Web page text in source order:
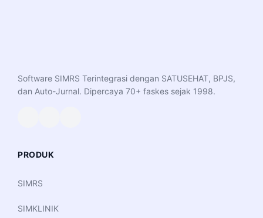
Software SIMRS Terintegrasi dengan SATUSEHAT, BPJS,
dan Auto-Jurnal. Dipercaya 70+ faskes sejak 1998.
PRODUK
SIMRS
SIMKLINIK